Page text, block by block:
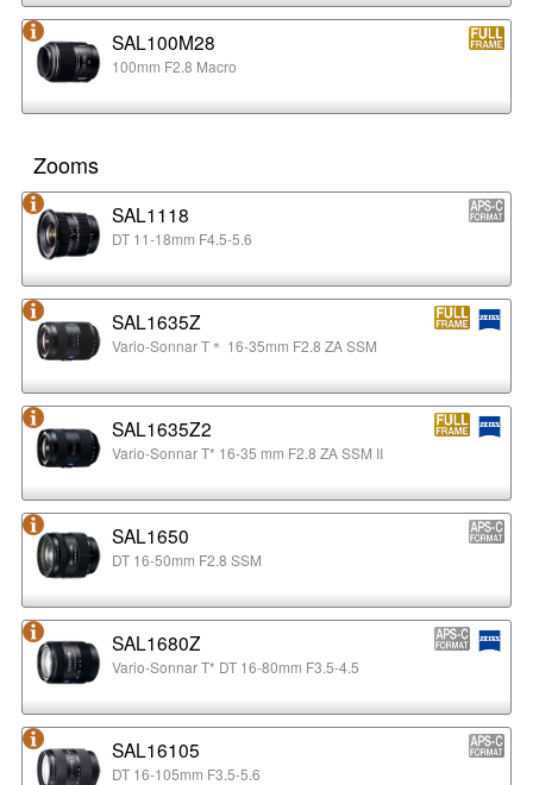
SAL100M28
100mm F2.8 Macro
Zooms
SAL1118
DT 11-18mm F4.5-5.6
SAL1635Z
Vario-Sonnar T＊ 16-35mm F2.8 ZA SSM
SAL1635Z2
Vario-Sonnar T* 16-35 mm F2.8 ZA SSM II
SAL1650
DT 16-50mm F2.8 SSM
SAL1680Z
Vario-Sonnar T* DT 16-80mm F3.5-4.5
SAL16105
DT 16-105mm F3.5-5.6